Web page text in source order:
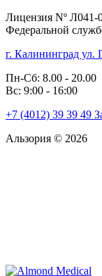
Лицензия Nº Л041-
Федеральной
г. Калининград ул.
Пн-Сб: 8.00 - 20.00
Вс: 9:00 - 16:00
+7 (4012) 39 39 49
Альзория © 2026